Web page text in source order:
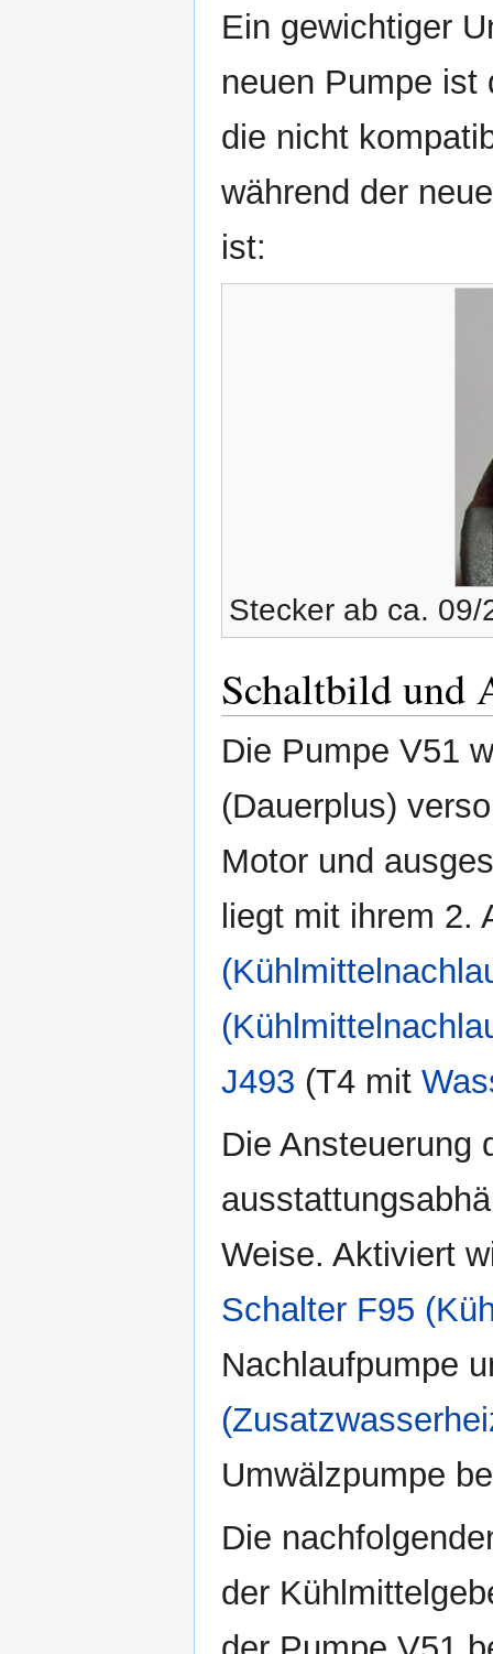
Ein gewichtiger
neuen Pumpe ist
die nicht
während der
ist:
Stecker ab ca. 09/
Schaltbild und
Die Pumpe V51
(Dauerplus)
Motor und
liegt mit ihrem
J493 (T4 mit
Die Ansteuerung
Weise. Aktiviert
Schalter F95
Nachlaufpumpe
Umwälzpumpe
Die
der